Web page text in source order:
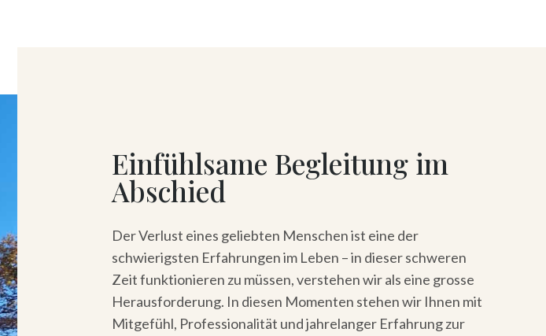
Einfühlsame Begleitung im
Abschied
Der Verlust eines geliebten Menschen ist eine der
schwierigsten Erfahrungen im Leben – in dieser schweren
Zeit funktionieren zu müssen, verstehen wir als eine grosse
Herausforderung. In diesen Momenten stehen wir Ihnen mit
Mitgefühl, Professionalität und jahrelanger Erfahrung zur